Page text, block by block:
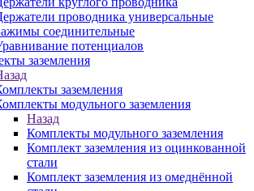
проводника универсальные
соединительные
потенциалов
заземления
заземления
модульного заземления
Назад
Комплекты модульного заземления
Комплект заземления из оцинкованной
стали
Комплект заземления из омеднённой